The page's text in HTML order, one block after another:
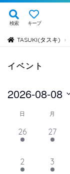
検索 キープ
TASUKI(タスキ) ›
イベント
2026-08-08
イ
ベ
ト
日 月
14
イ
ン
26
11
イ
ン
27
11
2
11
3